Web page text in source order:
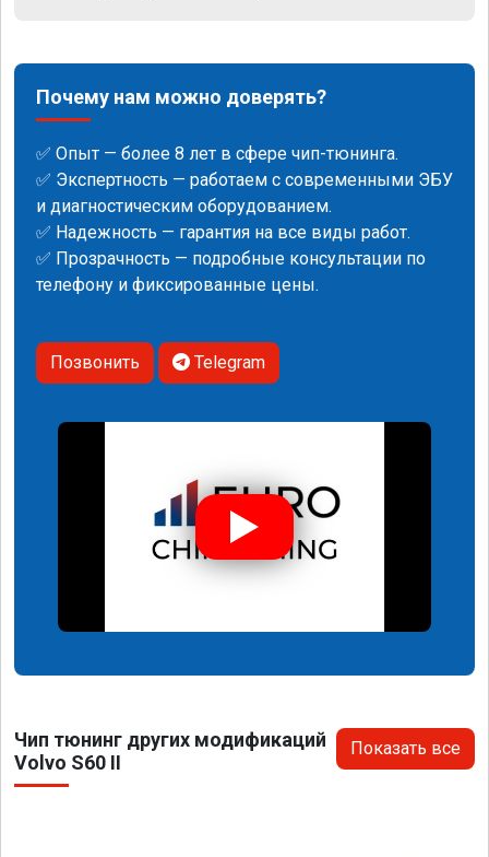
Почему нам можно доверять?
✅ Опыт — более 8 лет в сфере чип-тюнинга.
✅ Экспертность — работаем с современными ЭБУ
и диагностическим оборудованием.
✅ Надежность — гарантия на все виды работ.
✅ Прозрачность — подробные консультации по
телефону и фиксированные цены.
Позвонить Telegram
Чип тюнинг других модификаций
Volvo S60 II
Показать все